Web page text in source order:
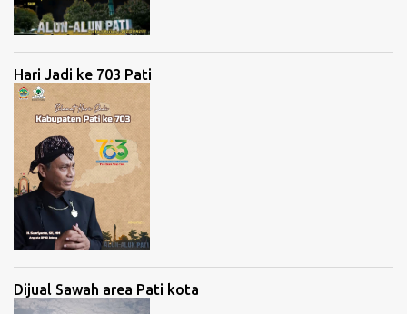
Hari Jadi ke 703 Pati
Dijual Sawah area Pati kota